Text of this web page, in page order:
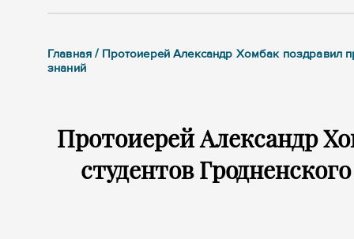
Главная / Протоиерей Александр Хомбак поздравил
знаний
Протоиерей Александр
студентов